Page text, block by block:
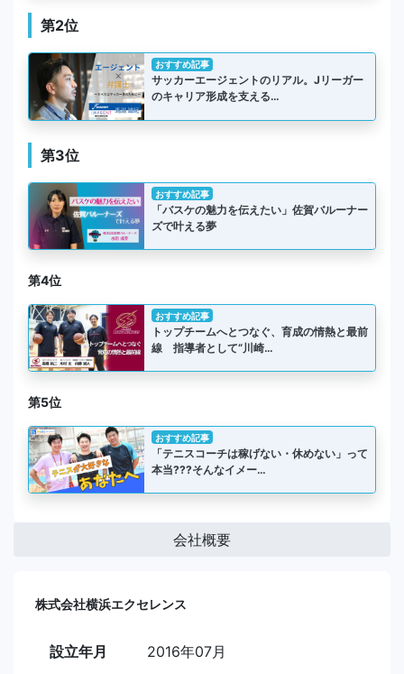
第2位
おすすめ記事
サッカーエージェントのリアル。Jリーガー
のキャリア形成を支える…
第3位
おすすめ記事
「バスケの魅力を伝えたい」佐賀バルーナー
ズで叶える夢
第4位
おすすめ記事
トップチームへとつなぐ、育成の情熱と最前
線 指導者として“川崎…
第5位
おすすめ記事
「テニスコーチは稼げない・休めない」って
本当???そんなイメー…
会社概要
株式会社横浜エクセレンス
設立年月 2016年07月